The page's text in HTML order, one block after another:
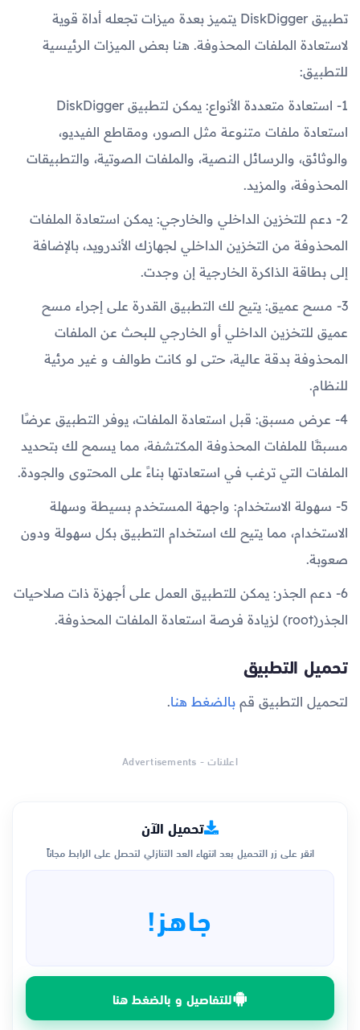
تطبيق DiskDigger يتميز بعدة ميزات تجعله أداة قوية
لاستعادة الملفات المحذوفة. هنا بعض الميزات الرئيسية
للتطبيق:
1- استعادة متعددة الأنواع: يمكن لتطبيق DiskDigger
استعادة ملفات متنوعة مثل الصور، ومقاطع الفيديو،
والوثائق، والرسائل النصية، والملفات الصوتية، والتطبيقات
المحذوفة، والمزيد.
2- دعم للتخزين الداخلي والخارجي: يمكن استعادة الملفات
المحذوفة من التخزين الداخلي لجهازك الأندرويد، بالإضافة
إلى بطاقة الذاكرة الخارجية إن وجدت.
3- مسح عميق: يتيح لك التطبيق القدرة على إجراء مسح
عميق للتخزين الداخلي أو الخارجي للبحث عن الملفات
المحذوفة بدقة عالية، حتى لو كانت طوالف و غير مرئية
للنظام.
4- عرض مسبق: قبل استعادة الملفات، يوفر التطبيق عرضًا
مسبقًا للملفات المحذوفة المكتشفة، مما يسمح لك بتحديد
الملفات التي ترغب في استعادتها بناءً على المحتوى والجودة.
5- سهولة الاستخدام: واجهة المستخدم بسيطة وسهلة
الاستخدام، مما يتيح لك استخدام التطبيق بكل سهولة ودون
صعوبة.
6- دعم الجذر: يمكن للتطبيق العمل على أجهزة ذات صلاحيات
الجذر(root) لزيادة فرصة استعادة الملفات المحذوفة.
تحميل التطبيق
لتحميل التطبيق قم بالضغط هنا.
اعلانات - Advertisements
تحميل الآن
انقر على زر التحميل بعد انتهاء العد التنازلي لتحصل على الرابط مجاناً
جاهز!
للتفاصيل و بالضغط هنا